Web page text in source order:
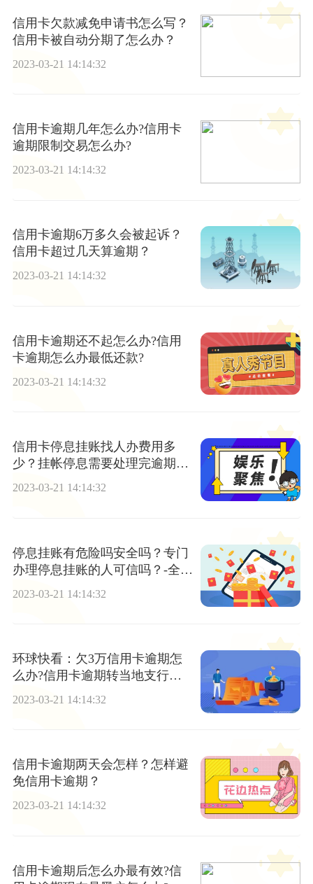
信用卡欠款减免申请书怎么写？
信用卡被自动分期了怎么办？
2023-03-21 14:14:32
信用卡逾期几年怎么办?信用卡
逾期限制交易怎么办?
2023-03-21 14:14:32
信用卡逾期6万多久会被起诉？
信用卡超过几天算逾期？
2023-03-21 14:14:32
信用卡逾期还不起怎么办?信用
卡逾期怎么办最低还款?
2023-03-21 14:14:32
信用卡停息挂账找人办费用多
少？挂帐停息需要处理完逾期才
行吗？
2023-03-21 14:14:32
停息挂账有危险吗安全吗？专门
办理停息挂账的人可信吗？-全球
2023-03-21 14:14:32
环球快看：欠3万信用卡逾期怎
么办?信用卡逾期转当地支行怎
2023-03-21 14:14:32
信用卡逾期两天会怎样？怎样避
免信用卡逾期？
2023-03-21 14:14:32
信用卡逾期后怎么办最有效?信